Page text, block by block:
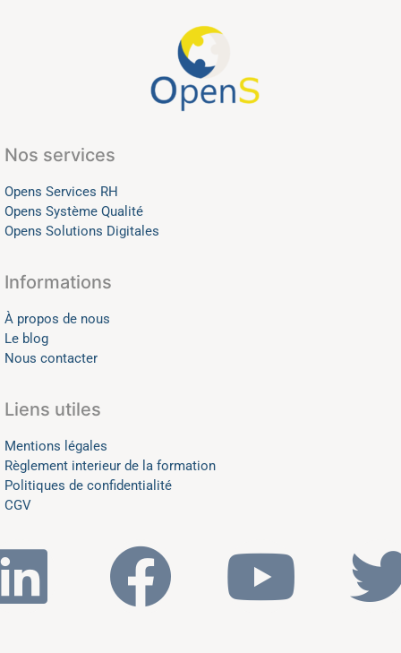
Nos services
Opens Services RH
Opens Système Qualité
Opens Solutions Digitales
Informations
À propos de nous
Le blog
Nous contacter
Liens utiles
Mentions légales
Règlement interieur de la formation
Politiques de confidentialité
CGV